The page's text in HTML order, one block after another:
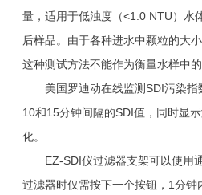
量，适用于低浊度（<1.0 NTU）水
后样品。由于各种进水中颗粒的大
这种测试方法不能作为衡量水样中
美国罗迪动在线监测SDI污染指
10和15分钟间隔的SDI值，同时显
化。
EZ-SDI仪过滤器支架可以使用
过滤器时仅需按下一个按钮，1分钟